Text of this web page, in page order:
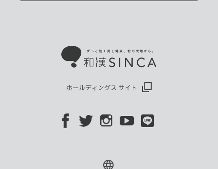
ホールディングス サイト